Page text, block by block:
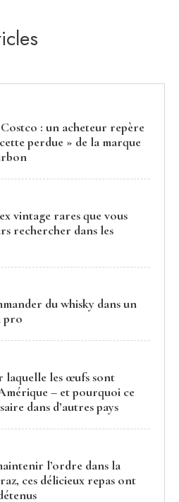
: un acheteur repère
perdue » de la marque
vintage rares que vous
rechercher dans les
du whisky dans un
pro
laquelle les œufs sont
– et pourquoi ce
dans d’autres pays
l’ordre dans la
ces délicieux repas ont